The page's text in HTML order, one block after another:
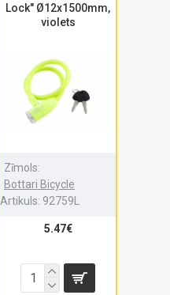
Lock" Ø12x1500mm,
violets
Zīmols:
Bottari Bicycle
Artikuls: 92759L
5.47€